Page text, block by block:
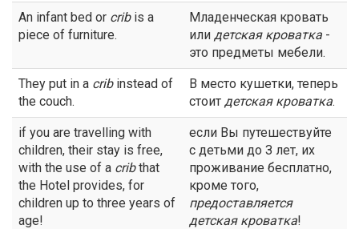
An infant bed or cribis a
piece of furniture.
Младенческая кровать
или детская кроватка -
это предметы мебели.
They put in a cribinstead of
the couch.
В место кушетки, теперь
стоит детская кроватка.
if you are travelling with
children, their stay is free,
with the use of a cribthat
the Hotel provides, for
children up to three years of
age!
если Вы путешествуйте
с детьми до З лет, их
проживание бесплатно,
кроме того,
предоставляется
детская кроватка!